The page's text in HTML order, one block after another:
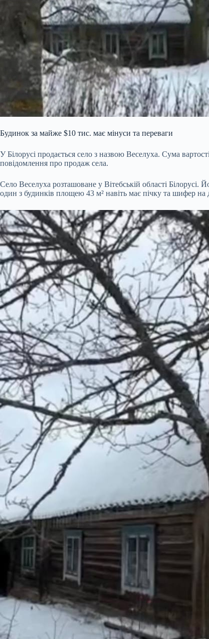
Будинок за майже $10 тис. має мінуси та переваги
У Білорусі продається село з назвою Веселуха. Сума
повідомлення про продаж села.
Село Веселуха розташоване у Вітебській області
один з будинків площею 43 м² навіть має пічку та шифер на